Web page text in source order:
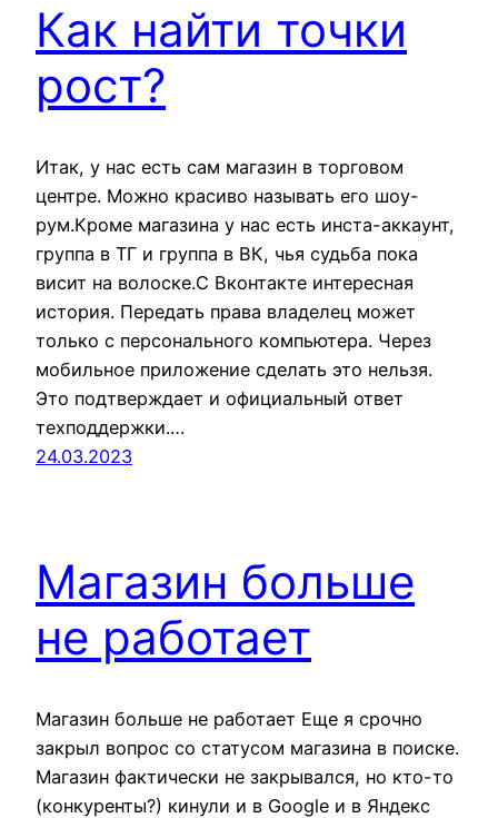
Как найти точки
рост?
Итак, у нас есть сам магазин в торговом
центре. Можно красиво называть его шоу-
рум.Кроме магазина у нас есть инста-аккаунт,
группа в ТГ и группа в ВК, чья судьба пока
висит на волоске.С Вконтакте интересная
история. Передать права владелец может
только с персонального компьютера. Через
мобильное приложение сделать это нельзя.
Это подтверждает и официальный ответ
техподдержки.…
24.03.2023
Магазин больше
не работает
Магазин больше не работает Еще я срочно
закрыл вопрос со статусом магазина в поиске.
Магазин фактически не закрывался, но кто-то
(конкуренты?) кинули и в Google и в Яндекс